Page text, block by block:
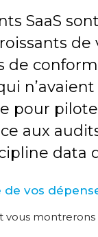
SaaS
pour
aux
data
vos